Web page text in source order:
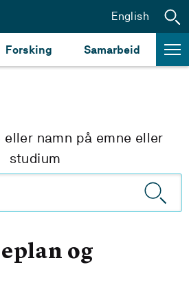
Forsking Samarbeid
English
namn på emne eller
studium
og